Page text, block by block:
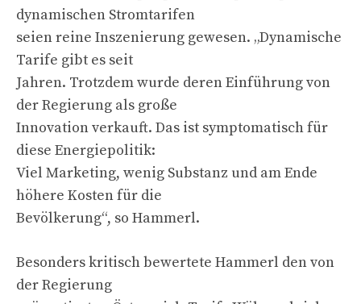
dynamischen Stromtarifen
seien reine Inszenierung gewesen. „Dynamische
Tarife gibt es seit
Jahren. Trotzdem wurde deren Einführung von
der Regierung als große
Innovation verkauft. Das ist symptomatisch für
diese Energiepolitik:
Viel Marketing, wenig Substanz und am Ende
höhere Kosten für die
Bevölkerung“, so Hammerl.
Besonders kritisch bewertete Hammerl den von
der Regierung